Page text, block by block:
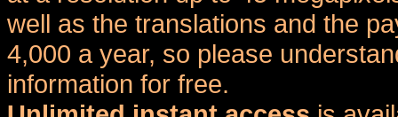
well as the translations and the
4,000 a year, so please
information for free.